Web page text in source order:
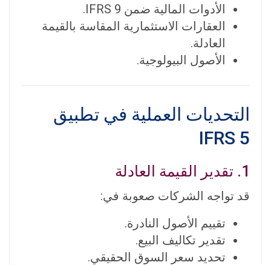
الأدوات المالية ضمن IFRS 9.
العقارات الاستثمارية المقاسة بالقيمة
العادلة.
الأصول البيولوجية.
التحديات العملية في تطبيق
IFRS 5
1. تقدير القيمة العادلة
قد تواجه الشركات صعوبة في:
تقييم الأصول النادرة.
تقدير تكاليف البيع.
تحديد سعر السوق الحقيقي.